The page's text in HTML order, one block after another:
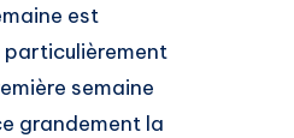
est
particulièrement
semaine
grandement la